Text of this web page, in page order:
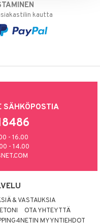
kautta
SÄHKÖPOSTIA
- 16.00
- 14.00
& VASTAUKSIA
OTA YHTEYTTÄ
MYYNTIEHDOT